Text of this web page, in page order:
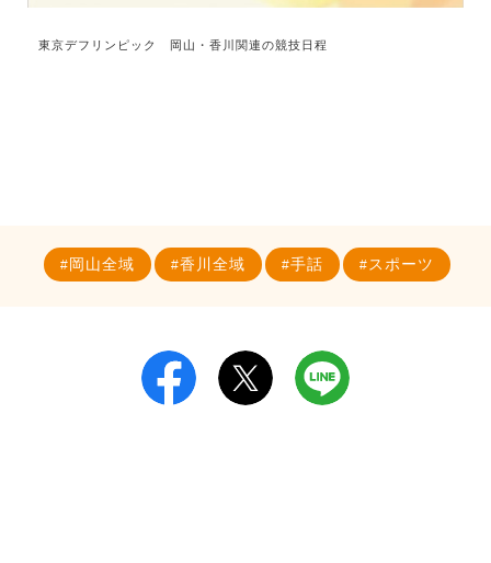
東京デフリンピック 岡山・香川関連の競技日程
岡山全域 香川全域 手話 スポーツ